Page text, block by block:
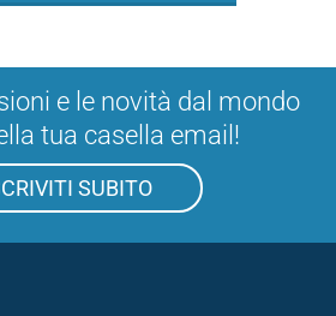
e le novità dal mondo
tua casella email!
SUBITO